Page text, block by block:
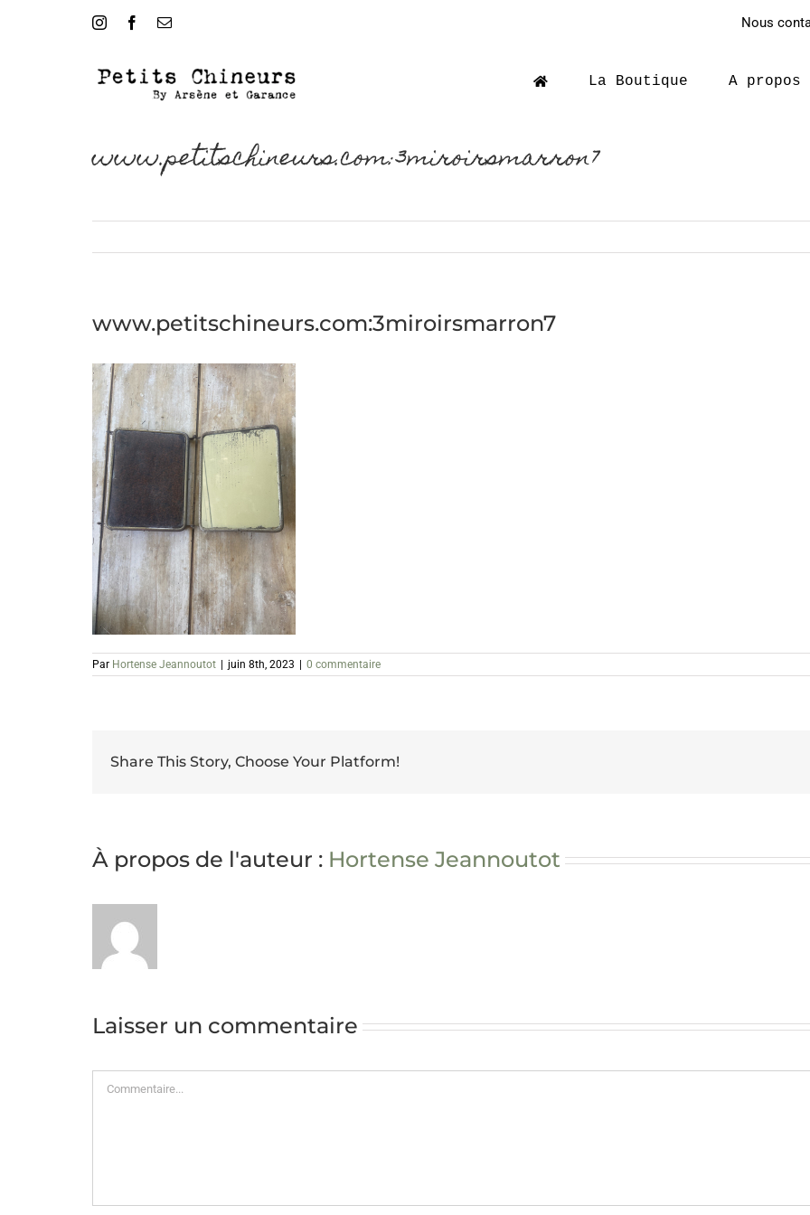
InstagramFacebook
Email Nous
La Boutique A propos
www.petitschineurs.com:3miroirsmarron7
www.petitschineurs.com:3miroirsmarron7
Par Hortense Jeannoutot juin 8th, 2023 0 commentaire
Share This Story, Choose Your Platform!
À propos de l'auteur : Hortense Jeannoutot
Laisser un commentaire